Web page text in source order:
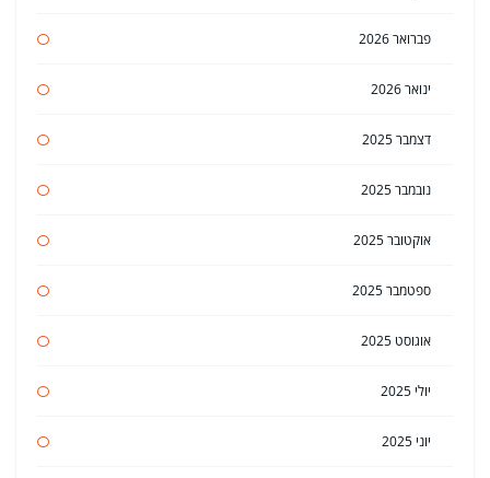
פברואר 2026
ינואר 2026
דצמבר 2025
נובמבר 2025
אוקטובר 2025
ספטמבר 2025
אוגוסט 2025
יולי 2025
יוני 2025